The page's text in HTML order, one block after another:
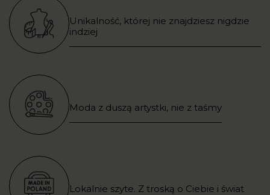
Unikalność, której nie znajdziesz nigdzie
indziej
Moda z duszą artystki, nie z taśmy
Lokalnie szyte. Z troską o Ciebie i świat